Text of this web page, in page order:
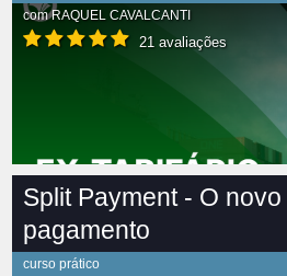
comRAQUEL CAVALCANTI
21 avaliações
Split Payment - O
pagamento
curso prático